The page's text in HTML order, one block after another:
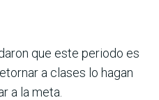
que este periodo es
a clases lo hagan
a la meta.